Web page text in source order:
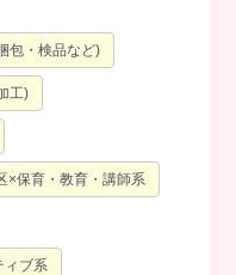
包・検品など)
工)
×保育・教育・講師系
ィブ系